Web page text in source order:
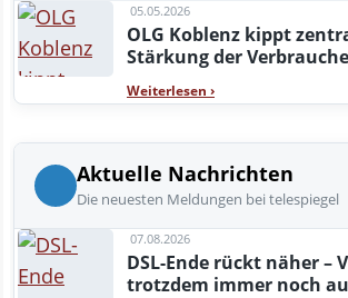
05.05.2026
OLG Koblenz kippt
Stärkung der
Weiterlesen ›
Aktuelle Nachrichten
Die neuesten Meldungen bei telespiegel
07.08.2026
DSL-Ende rückt näher –
trotzdem immer noch